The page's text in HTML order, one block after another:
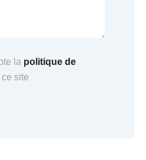
la politique de
site